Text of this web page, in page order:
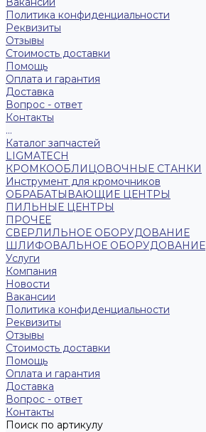
Политика конфиденциальности
Реквизиты
Отзывы
Стоимость доставки
Помощь
Оплата и гарантия
Доставка
Вопрос - ответ
Контакты
...
Каталог запчастей
LIGMATECH
КРОМКООБЛИЦОВОЧНЫЕ СТАНКИ
Инструмент для кромочников
ОБРАБАТЫВАЮЩИЕ ЦЕНТРЫ
ПИЛЬНЫЕ ЦЕНТРЫ
ПРОЧЕЕ
СВЕРЛИЛЬНОЕ ОБОРУДОВАНИЕ
ШЛИФОВАЛЬНОЕ ОБОРУДОВАНИЕ
Услуги
Компания
Новости
Вакансии
Политика конфиденциальности
Реквизиты
Отзывы
Стоимость доставки
Помощь
Оплата и гарантия
Доставка
Вопрос - ответ
Контакты
Поиск по артикулу